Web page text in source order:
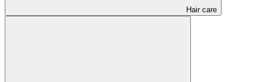
Hair care